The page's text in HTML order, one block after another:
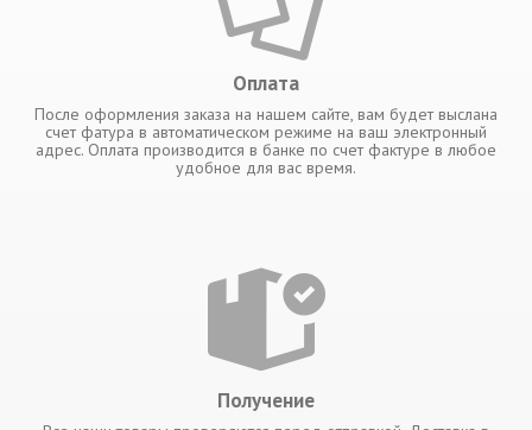
Оплата
После оформления заказа на нашем сайте, вам будет выслана
счет фатура в автоматическом режиме на ваш электронный
адрес. Оплата производится в банке по счет фактуре в любое
удобное для вас время.
Получение